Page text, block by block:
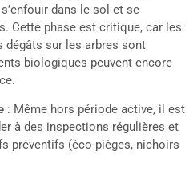
dans le sol et se
Cette phase est critique, car les
dégâts sur les arbres sont
biologiques peuvent encore
: Même hors période active, il est
à des inspections régulières et
préventifs (éco-pièges, nichoirs